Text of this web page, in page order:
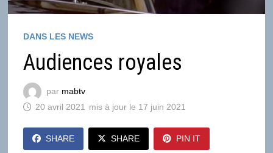
DANS LES NEWS
Audiences royales
par mabtv
20 avril 2021
17 juin 2021
SHARE SHARE PIN IT